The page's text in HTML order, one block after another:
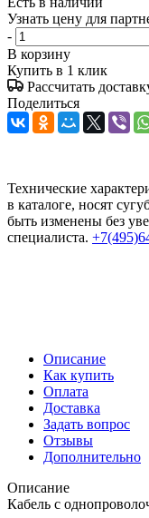
Узнать цену для
-
В корзину
Купить в 1 клик
Рассчитать
Поделиться
Технические
в каталоге, носят
быть изменены без
специалиста.
Описание
Как купить
Оплата
Доставка
Задать вопрос
Отзывы
Дополнительно
Описание
Кабель с